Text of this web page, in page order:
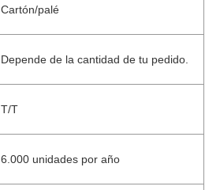
Cartón/palé
Depende de la cantidad de tu pedido.
T/T
6.000 unidades por año